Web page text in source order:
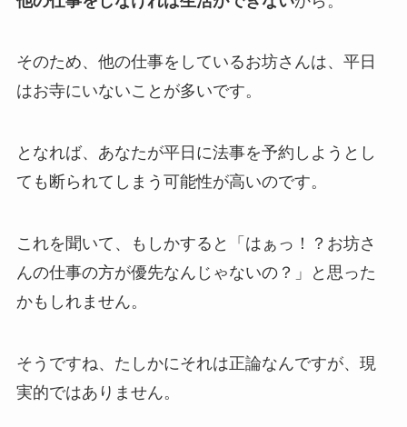
そのため、他の仕事をしているお坊さんは、平日
はお寺にいないことが多いです。
となれば、あなたが平日に法事を予約しようとし
ても断られてしまう可能性が高いのです。
これを聞いて、もしかすると「はぁっ！？お坊さ
んの仕事の方が優先なんじゃないの？」と思った
かもしれません。
そうですね、たしかにそれは正論なんですが、現
実的ではありません。